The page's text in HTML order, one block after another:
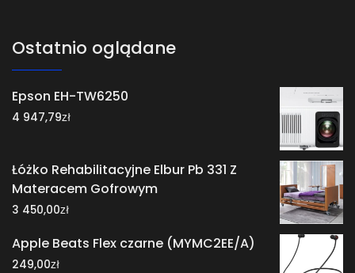
Ostatnio oglądane
Epson EH-TW6250
4 947,79zł
Łóżko Rehabilitacyjne Elbur Pb 331 Z
Materacem Gofrowym
3 450,00zł
Apple Beats Flex czarne (MYMC2EE/A)
249,00zł